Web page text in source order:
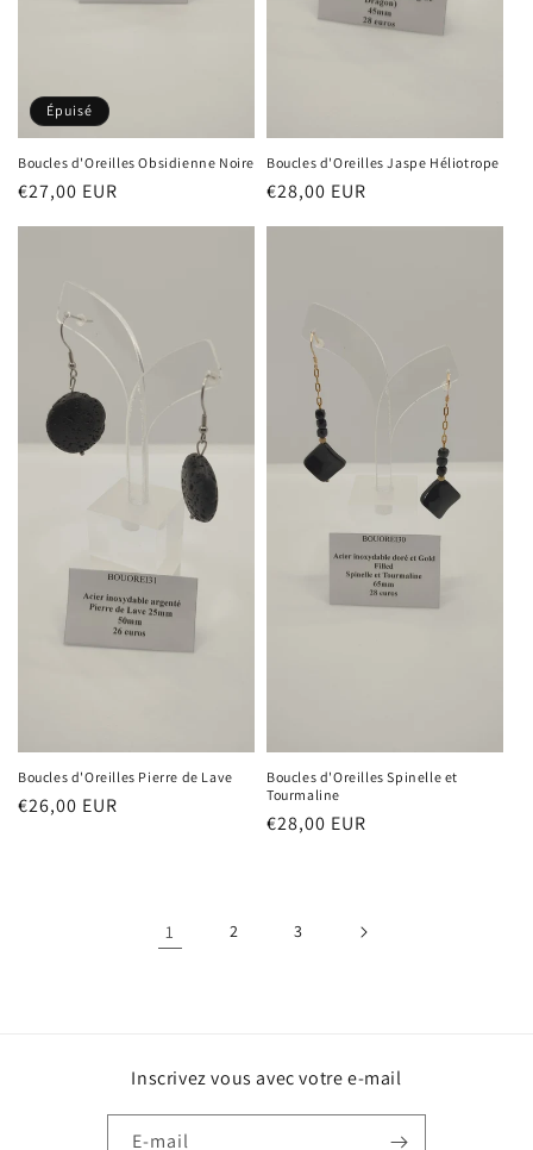
Épuisé
Boucles d'Oreilles Obsidienne Noire
Prix
€27,00 EUR
Boucles d'Oreilles Jaspe Héliotrope
Prix
€28,00 EUR
Boucles d'Oreilles Pierre de Lave
Prix
€26,00 EUR
Boucles d'Oreilles Spinelle et
Tourmaline
Prix
€28,00 EUR
1 2 3
Inscrivez vous avec votre e-mail
E-mail